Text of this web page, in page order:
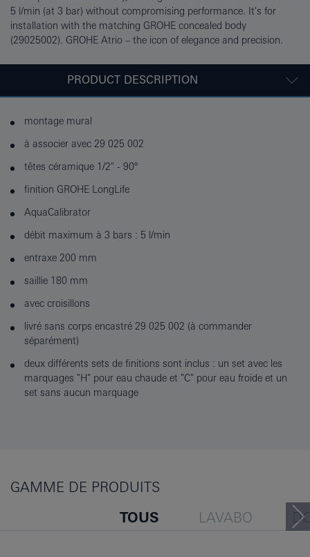
5 l/min (at 3 bar) without compromising performance. It's for
installation with the matching GROHE concealed body
(29025002). GROHE Atrio – the icon of elegance and precision.
PRODUCT DESCRIPTION
montage mural
à associer avec 29 025 002
têtes céramique 1/2" - 90°
finition GROHE LongLife
AquaCalibrator
débit maximum à 3 bars : 5 l/min
entraxe 200 mm
saillie 180 mm
avec croisillons
livré sans corps encastré 29 025 002 (à commander
séparément)
deux différents sets de finitions sont inclus : un set avec les
marquages "H" pour eau chaude et "C" pour eau froide et un
set sans aucun marquage
GAMME DE PRODUITS
TOUS LAVABO